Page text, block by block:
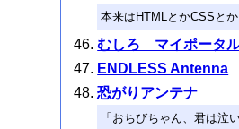
本来はHTMLとかCSSと
むしろ マイポータ
ENDLESS Antenna
恐がりアンテナ
「おちびちゃん、君は泣